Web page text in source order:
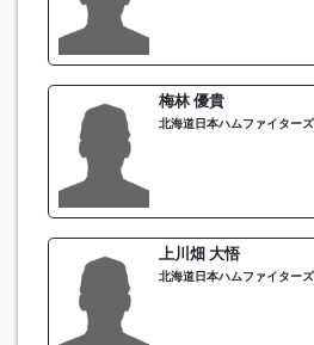
梅林 優貴
北海道日本ハムファイターズ
上川畑 大悟
北海道日本ハムファイターズ